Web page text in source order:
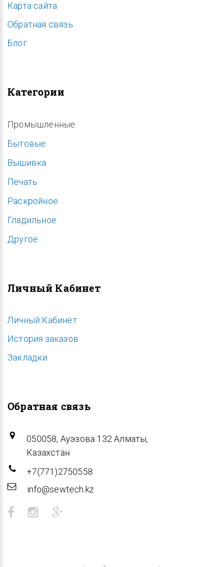
Карта сайта
Обратная связь
Блог
Категории
Промышленные
Бытовые
Вышивка
Печать
Раскройное
Гладильное
Другое
Личный Кабинет
Личный Кабинет
История заказов
Закладки
Обратная связь
050058, Ауэзова 132 Алматы,
Казахстан
+7(771)2750558
info@sewtech.kz